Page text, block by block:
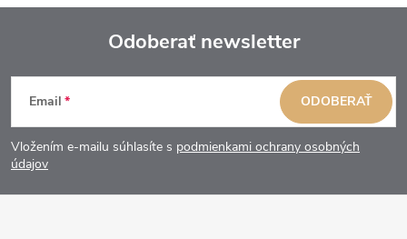
Z
á
p
Odoberať newsletter
Email
Vložením e-mailu súhlasíte s podmienkami ochrany osobných
údajov
ODOBERAŤ